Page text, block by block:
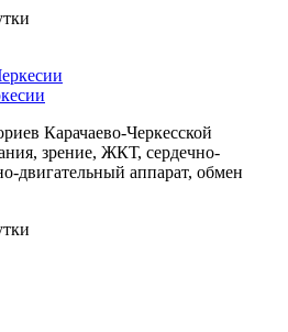
Карачаево-Черкесской
зрение, ЖКТ, сердечно-
двигательный аппарат, обмен